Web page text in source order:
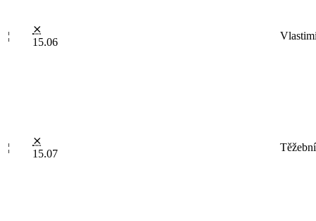
¦
⨯
15.06
¦
⨯
15.07
Těžební